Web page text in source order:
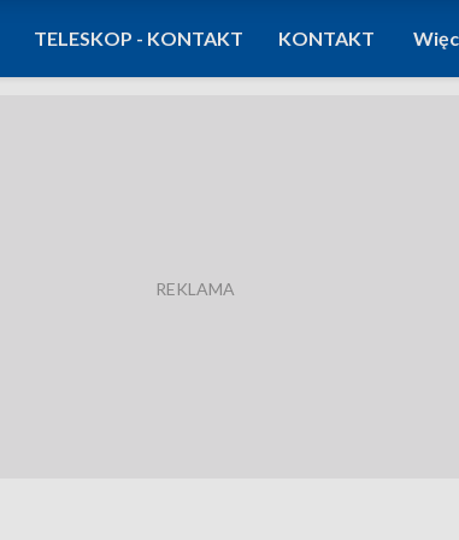
TELESKOP - KONTAKT KONTAKT